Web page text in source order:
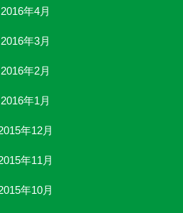
2016年4月
2016年3月
2016年2月
2016年1月
年12月
年11月
年10月